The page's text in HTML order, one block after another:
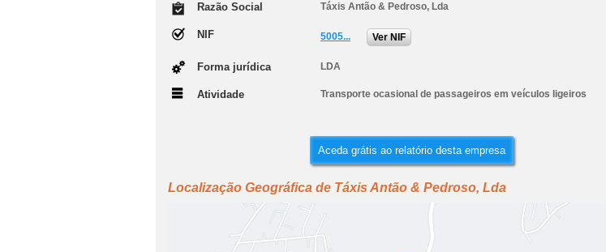
Razão Social Táxis Antão & Pedroso, Lda
NIF 5005... Ver NIF
Forma jurídica LDA
Atividade Transporte ocasional de passageiros em veículos ligeiros
Aceda grátis ao relatório desta empresa
Localização Geográfica de Táxis Antão & Pedroso, Lda